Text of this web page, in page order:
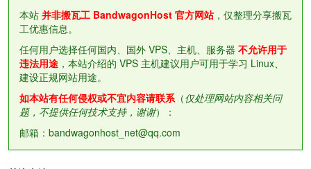
本站 并非搬瓦工 BandwagonHost 官方网站，仅整理分享搬瓦
工优惠信息。
任何用户选择任何国内、国外 VPS、主机、服务器 不允许用于
违法用途 ，本站介绍的 VPS 主机建议用户可用于学习 Linux、
建设正规网站用途。
如本站有任何侵权或不宜内容请联系 （仅处理网站内容相关问
题，不提供任何技术支持，谢谢）：
邮箱：bandwagonhost_net@qq.com